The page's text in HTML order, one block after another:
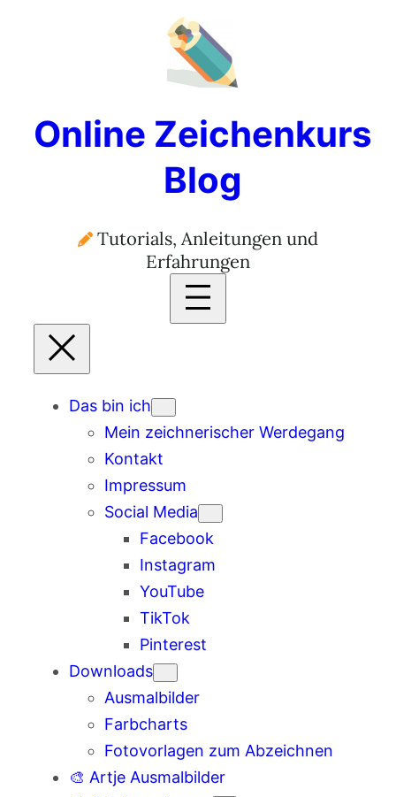
Online Zeichenkurs
Blog
Tutorials, Anleitungen und
Erfahrungen
Das bin ich
Mein zeichnerischer Werdegang
Kontakt
Impressum
Social Media
Facebook
Instagram
YouTube
TikTok
Pinterest
Downloads
Ausmalbilder
Farbcharts
Fotovorlagen zum Abzeichnen
🎨 Artje Ausmalbilder